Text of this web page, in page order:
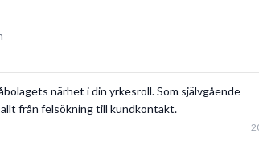
närhet i din yrkesroll. Som självgående
från felsökning till kundkontakt.